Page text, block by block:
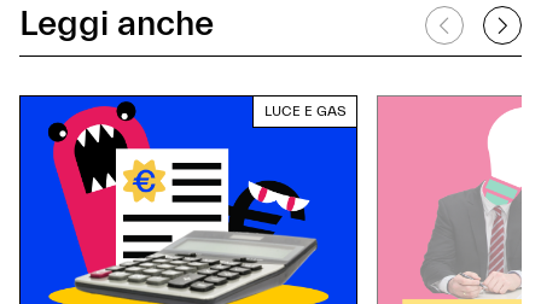
Leggi anche
LUCE E GAS